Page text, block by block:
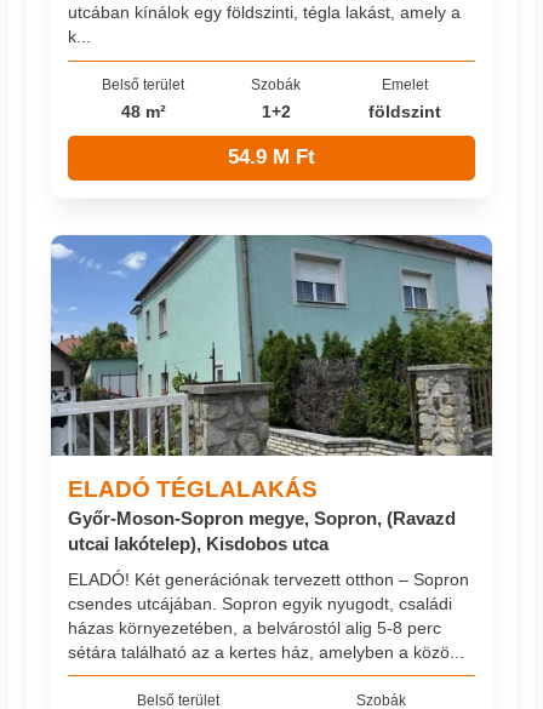
utcában kínálok egy földszinti, tégla lakást, amely a
k...
Belső terület
48 m²
Szobák
1+2
Emelet
földszint
54.9 M Ft
ELADÓ TÉGLALAKÁS
Győr-Moson-Sopron megye, Sopron, (Ravazd
utcai lakótelep), Kisdobos utca
ELADÓ! Két generációnak tervezett otthon – Sopron
csendes utcájában. Sopron egyik nyugodt, családi
házas környezetében, a belvárostól alig 5-8 perc
sétára található az a kertes ház, amelyben a közö...
Belső terület Szobák